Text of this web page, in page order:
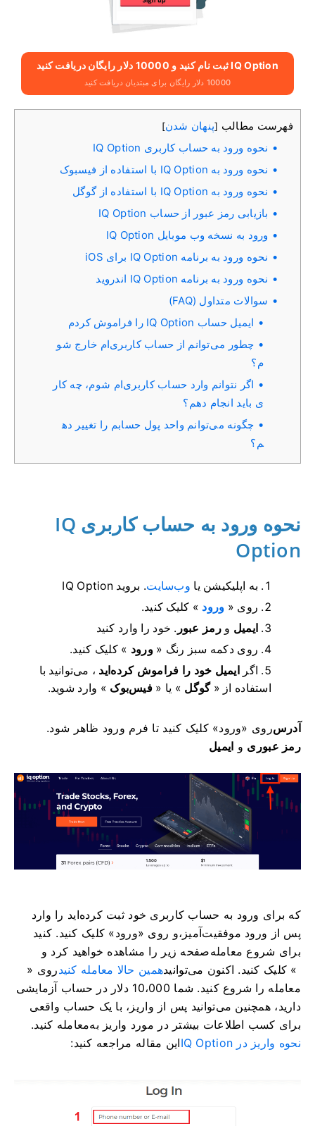
IQ Option ثبت نام کنید و 10000 دلار رایگان دریافت کنید
10000 دلار رایگان برای مبتدیان دریافت کنید
فهرست مطالب [پنهان شدن]
نحوه ورود به حساب کاربری IQ Option
نحوه ورود به IQ Option با استفاده از فیسبوک
نحوه ورود به IQ Option با استفاده از گوگل
بازیابی رمز عبور از حساب IQ Option
ورود به نسخه وب موبایل IQ Option
نحوه ورود به برنامه IQ Option برای iOS
نحوه ورود به برنامه IQ Option اندروید
سوالات متداول (FAQ)
ایمیل حساب IQ Option را فراموش کردم
چطور می‌توانم از حساب کاربری‌ام خارج شو
م؟
اگر نتوانم وارد حساب کاربری‌ام شوم، چه کار
ی باید انجام دهم؟
چگونه می‌توانم واحد پول حسابم را تغییر ده
م؟
نحوه ورود به حساب کاربری IQ
Option
به اپلیکیشن یا وب‌سایتIQ Option بروید .
روی « ورود » کلیک کنید.
ایمیل ورمز عبور خود را وارد کنید .
روی دکمه سبز رنگ «ورود » کلیک کنید.
اگر
ایمیل خود را فراموش کرده‌اید ، می‌توانید با
استفاده از «گوگل » یا «فیس‌بوک » وارد شوید.
روی «ورود» کلیک کنید تا فرم ورود ظاهر شود.آدرس
ایمیل و رمز عبوری
که برای ورود به حساب کاربری خود ثبت کرده‌اید را وارد
کنید و روی «ورود» کلیک کنید.پس از ورود موفقیت‌آمیز،
صفحه زیر را مشاهده خواهید کرد وبرای شروع معامله
روی «همین حالا معامله کنید» کلیک کنید. اکنون می‌توانید
معامله را شروع کنید. شما 10،000 دلار در حساب آزمایشی
دارید، همچنین می‌توانید پس از واریز، با یک حساب واقعی
معامله کنید.برای کسب اطلاعات بیشتر در مورد واریز به
این مقاله مراجعه کنید:
نحوه واریز در IQ Option